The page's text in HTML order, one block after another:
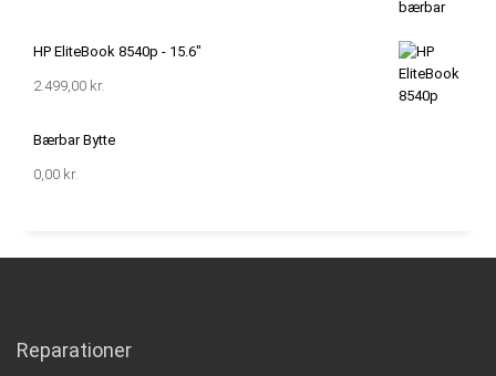
HP EliteBook 8540p - 15.6"
2.499,00 kr.
Bærbar Bytte
0,00 kr.
Reparationer